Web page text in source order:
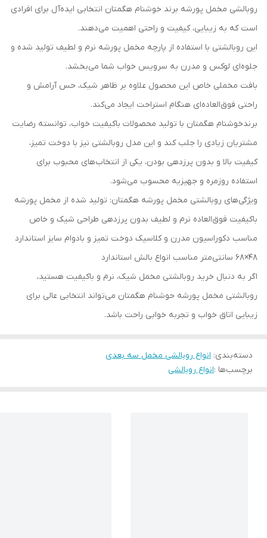
روبالشی مخمل پورشه برند خوشنام هگمتان انتخابی ایده‌آل برای افرادی
است که به زیبایی، کیفیت و راحتی اهمیت می‌دهند.
این روبالشتی با استفاده از پارچه مخمل پورشه نرم و لطیف تولید شده و
جلوه‌ای لوکس و مدرن به سرویس خواب شما می‌بخشد.
بافت مخملی خاص این محصول علاوه بر ظاهر شیک، حس آرامش و
راحتی فوق‌العاده‌ای هنگام استراحت ایجاد می‌کند.
برندخوشنام هگمتان با تولید محصولات باکیفیت خواب، توانسته رضایت
مشتریان زیادی را جلب کند و این مدل روبالشتی نیز با دوخت تمیز،
کیفیت بالا و بدون پرزدهی بودن، یکی از انتخاب‌های محبوب برای
استفاده روزمره و جهیزیه محسوب می‌شود.
ویژگی‌های روبالشتی مخمل پورشه هگمتان: تولید شده از مخمل پورشه
باکیفیت فوق‌العاده نرم و لطیف بدون پرزدهی طراحی شیک و خاص
مناسب دکوراسیون مدرن و کلاسیک دوخت تمیز و بادوام سایز استاندارد
48×68 سانتی‌متر مناسب انواع بالش استاندارد
اگر به دنبال خرید روبالشتی مخمل شیک، نرم و باکیفیت هستید،
روبالشتی مخمل پورشه حوشنام هگمتان می‌تواند انتخابی عالی برای
زیبایی اتاق خواب و تجربه خوابی راحت باشد.
دسته‌بندی: انواع روبالشی مخمل سه بعدی
برچسب‌ها :انواع روبالشی